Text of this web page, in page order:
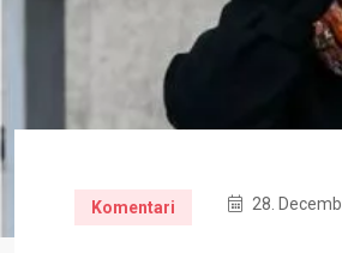
Komentari 28.